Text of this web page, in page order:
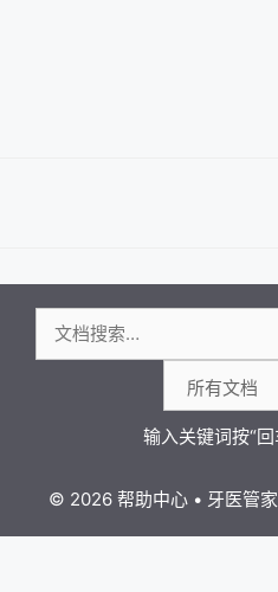
索：
© 2026 帮助中心• 牙医管家